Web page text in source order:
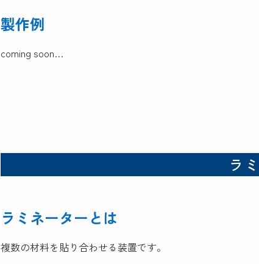
製作例
coming soon…
ラ
ラミネーターとは
複数の材料を貼り合わせる装置です。